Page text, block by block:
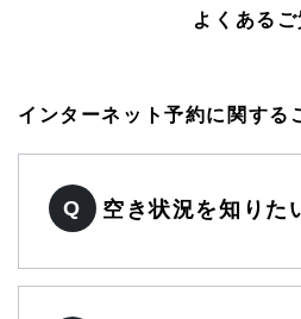
よくあるご
インターネット予約に関する
Q 空き状況を知りた